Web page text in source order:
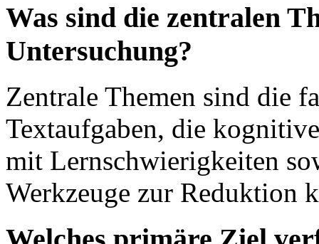
Was sind die zentralen
Untersuchung?
Zentrale Themen sind die
Textaufgaben, die
mit Lernschwierigkeiten
Werkzeuge zur Reduktion